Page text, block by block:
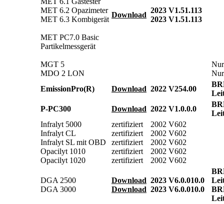
MET 6.2 Opazimeter
MET 6.3 Kombigerät
MET PC7.0 Basic
Partikelmessgerät
MGT 5
MDO 2 LON
Download
2023
2023
V1.51.113
V1.51.113
EmissionPro(R)
Download 2022 V254.00
P-PC300
Download 2022 V1.0.0.0
Infralyt 5000
Infralyt CL
Infralyt SL mit OBD
Opacilyt 1010
Opacilyt 1020
zertifiziert
zertifiziert
zertifiziert
zertifiziert
zertifiziert
2002
2002
2002
2002
2002
V602
V602
V602
V602
V602
DGA 2500
DGA 3000
Download
Download
2023
2023
V6.0.010.0
V6.0.010.0